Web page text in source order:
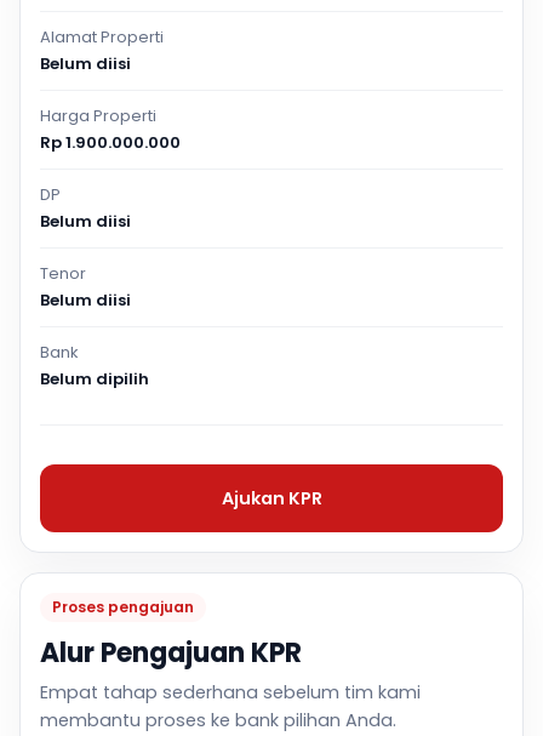
Proses pengajuan
Alur Pengajuan KPR
Empat tahap sederhana sebelum tim kami
membantu proses ke bank pilihan Anda.
Alamat Properti
Belum diisi
Harga Properti
Rp 1.900.000.000
DP
Belum diisi
Tenor
Belum diisi
Bank
Belum dipilih
Ajukan KPR